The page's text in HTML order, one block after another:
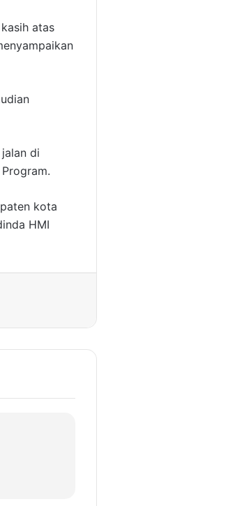
atas
di
kota
HMI